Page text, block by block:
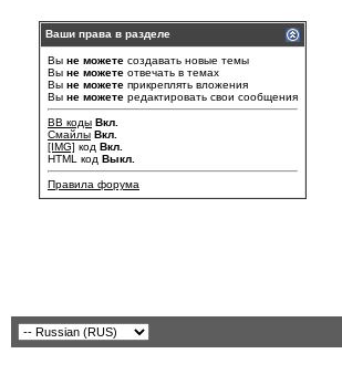
Ваши права в разделе
Вы не можете создавать новые темы
Вы не можете отвечать в темах
Вы не можете прикреплять вложения
Вы не можете редактировать свои сообщения
BB коды Вкл.
Смайлы Вкл.
[IMG] код Вкл.
HTML код Выкл.
Правила форума